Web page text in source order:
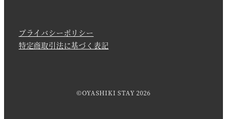
プライバシーポリシー
特定商取引法に基づく表記
©OYASHIKI STAY 2026